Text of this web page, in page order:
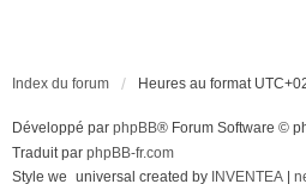
Index du forum Heures au format
Développé par phpBB® Forum Software ©
Traduit par phpBB-fr.com
Style we_universal created by INVENTEA